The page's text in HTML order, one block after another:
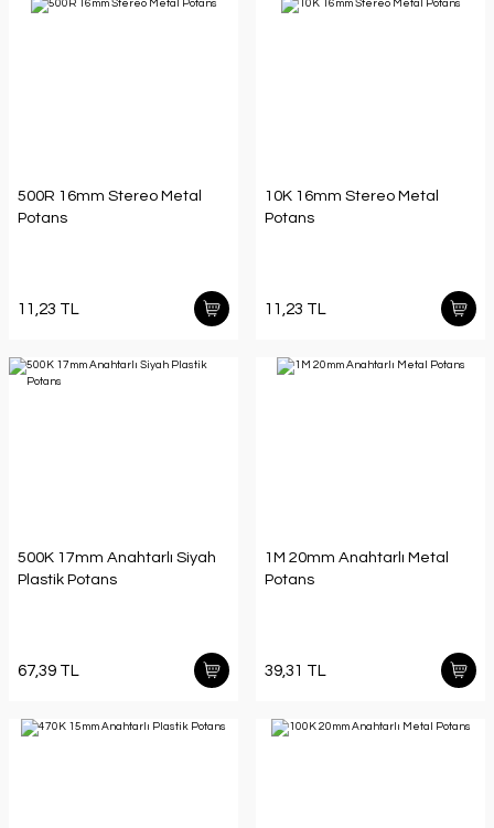
500R 16mm Stereo Metal
Potans
11,23 TL
10K 16mm Stereo Metal
Potans
11,23 TL
500K 17mm Anahtarlı Siyah
Plastik Potans
67,39 TL
1M 20mm Anahtarlı Metal
Potans
39,31 TL